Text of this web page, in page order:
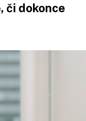
či dokonce